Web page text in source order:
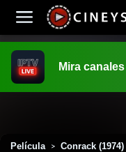
Mira
Película > Conrack (1974)